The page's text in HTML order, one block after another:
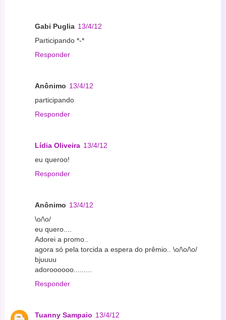
Gabi Puglia 13/4/12
Participando *-*
Responder
Anônimo 13/4/12
participando
Responder
Lídia Oliveira 13/4/12
eu queroo!
Responder
Anônimo 13/4/12
\o/\o/
eu quero....
Adorei a promo..
agora só pela torcida a espera do prêmio.. \o/\o/\o/
bjuuuu
adoroooooo.........
Responder
Tuanny Sampaio 13/4/12